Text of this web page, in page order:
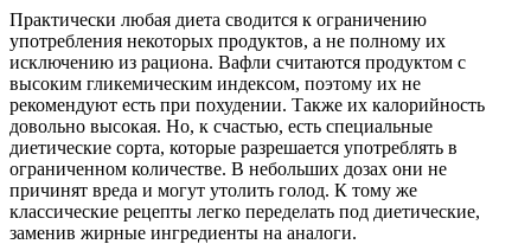
Практически любая диета сводится к ограничению
употребления некоторых продуктов, а не полному их
исключению из рациона. Вафли считаются продуктом с
высоким гликемическим индексом, поэтому их не
рекомендуют есть при похудении. Также их калорийность
довольно высокая. Но, к счастью, есть специальные
диетические сорта, которые разрешается употреблять в
ограниченном количестве. В небольших дозах они не
причинят вреда и могут утолить голод. К тому же
классические рецепты легко переделать под диетические,
заменив жирные ингредиенты на аналоги.